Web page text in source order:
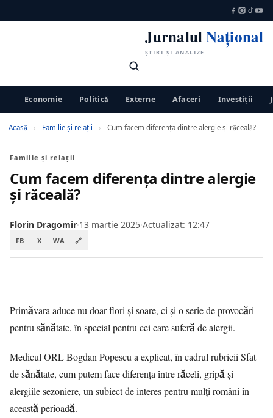
JurnalulNațional
ȘTIRI ȘI ANALIZE
Economie Politică Externe Afaceri Investiții
Acasă › Familie și relații › Cum facem diferenţa dintre alergie şi răceală?
Familie și relații
Cum facem diferenţa dintre alergie
şi răceală?
Florin Dragomir·13 martie 2025·Actualizat: 12:47
FB X WA 🔗
Primăvara aduce nu doar flori și soare, ci și o serie de provocări
pentru sănătate, în special pentru cei care suferă de alergii.
Medicul ORL Bogdan Popescu a explicat, în cadrul rubricii Sfat
de sănătate, cum putem face diferența între răceli, gripă și
alergiile sezoniere, un subiect de interes pentru mulți români în
această perioadă.